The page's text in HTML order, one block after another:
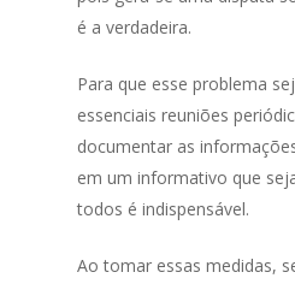
é a verdadeira.
Para que esse problema
essenciais reuniões
documentar as
em um informativo que
todos é indispensável.
Ao tomar essas medidas,